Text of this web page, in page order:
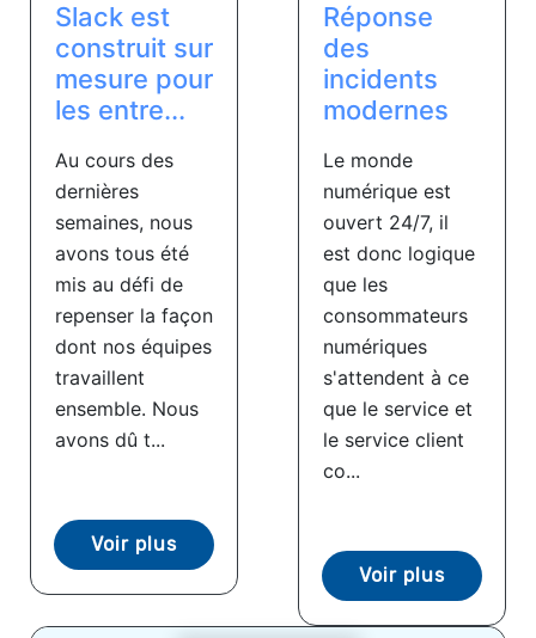
Slack est
construit sur
mesure pour
les entre...
Au cours des
dernières
semaines, nous
avons tous été
mis au défi de
repenser la façon
dont nos équipes
travaillent
ensemble. Nous
avons dû t...
Voir plus
Réponse
des
incidents
modernes
Le monde
numérique est
ouvert 24/7, il
est donc logique
que les
consommateurs
numériques
s'attendent à ce
que le service et
le service client
co...
Voir plus